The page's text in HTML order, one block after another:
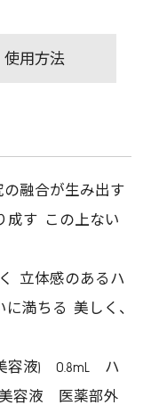
使用方法
融合が生み出す
成す この上ない
立体感のあるハ
満ちる 美しく、
容液) 0.8mL ハ
容液 医薬部外